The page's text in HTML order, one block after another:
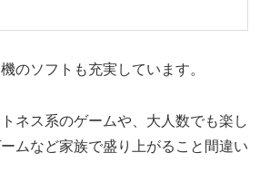
のソフトも充実しています。
ネス系のゲームや、大人数でも楽し
ムなど家族で盛り上がること間違い